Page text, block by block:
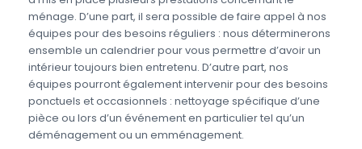
ménage. D’une part, il sera possible de faire appel à nos
équipes pour des besoins réguliers : nous déterminerons
ensemble un calendrier pour vous permettre d’avoir un
intérieur toujours bien entretenu. D’autre part, nos
équipes pourront également intervenir pour des besoins
ponctuels et occasionnels : nettoyage spécifique d’une
pièce ou lors d’un événement en particulier tel qu’un
déménagement ou un emménagement.